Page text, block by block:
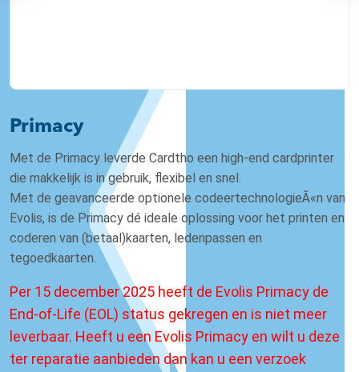
Primacy
Met de Primacy leverde Cardtho een high-end cardprinter
die makkelijk is in gebruik, flexibel en snel.
Met de geavanceerde optionele codeertechnologieÃ«n van
Evolis, is de Primacy dé ideale oplossing voor het printen en
coderen van (betaal)kaarten, ledenpassen en
tegoedkaarten.
Per 15 december 2025 heeft de Evolis Primacy de
End-of-Life (EOL) status gekregen en is niet meer
leverbaar. Heeft u een Evolis Primacy en wilt u deze
ter reparatie aanbieden dan kan u een verzoek